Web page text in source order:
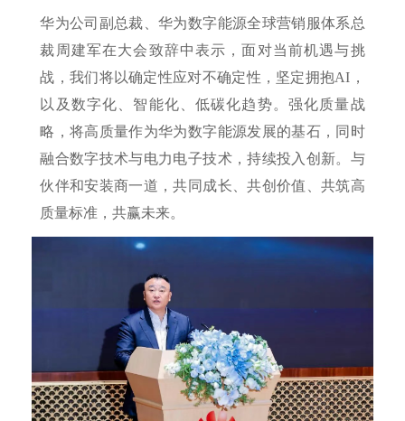
华为公司副总裁、华为数字能源全球营销服体系总
裁周建军在大会致辞中表示，面对当前机遇与挑
战，我们将以确定性应对不确定性，坚定拥抱AI，
以及数字化、智能化、低碳化趋势。强化质量战
略，将高质量作为华为数字能源发展的基石，同时
融合数字技术与电力电子技术，持续投入创新。与
伙伴和安装商一道，共同成长、共创价值、共筑高
质量标准，共赢未来。